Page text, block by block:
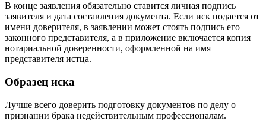
В конце заявления обязательно ставится личная подпись
заявителя и дата составления документа. Если иск подается от
имени доверителя, в заявлении может стоять подпись его
законного представителя, а в приложение включается копия
нотариальной доверенности, оформленной на имя
представителя истца.
Образец иска
Лучше всего доверить подготовку документов по делу о
признании брака недействительным профессионалам.